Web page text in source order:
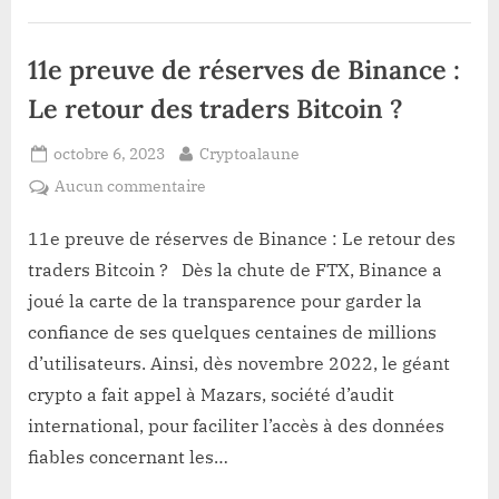
quitte
de
PDG
Binance !”
11e preuve de réserves de Binance :
Le retour des traders Bitcoin ?
Posted
on
octobre 6, 2023 By
Cryptoalaune
Aucun commentaire
de
réserves
Binance :
Le
retour
des
traders
11e preuve de réserves de Binance : Le retour des
traders Bitcoin ? Dès la chute de FTX, Binance a
joué la carte de la transparence pour garder la
confiance de ses quelques centaines de millions
d’utilisateurs. Ainsi, dès novembre 2022, le géant
crypto a fait appel à Mazars, société d’audit
international, pour faciliter l’accès à des données
fiables concernant les…